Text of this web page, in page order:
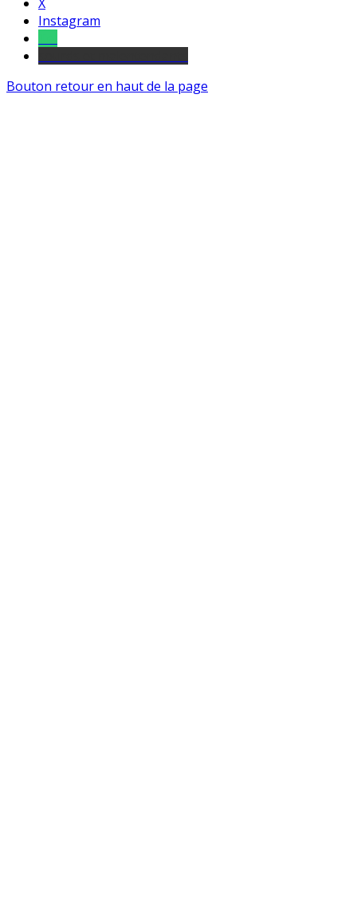
Instagram
Bouton retour en haut de la page